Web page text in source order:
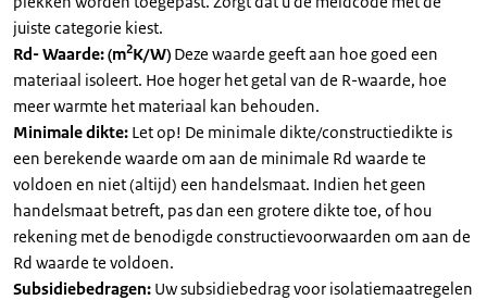
juiste categorie kiest.
Rd- Waarde: (m2K/W) Deze waarde geeft aan hoe goed een
materiaal isoleert. Hoe hoger het getal van de R-waarde, hoe
meer warmte het materiaal kan behouden.
Minimale dikte: Let op! De minimale dikte/constructiedikte is
een berekende waarde om aan de minimale Rd waarde te
voldoen en niet (altijd) een handelsmaat. Indien het geen
handelsmaat betreft, pas dan een grotere dikte toe, of hou
rekening met de benodigde constructievoorwaarden om aan de
Rd waarde te voldoen.
Subsidiebedragen: Uw subsidiebedrag voor isolatiemaatregelen